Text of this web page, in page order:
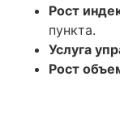
Рост
пункта.
Услуга
Рост